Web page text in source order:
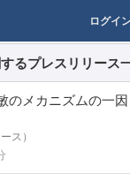
ログイ
るプレスリリース
のメカニズムの一因
ス）